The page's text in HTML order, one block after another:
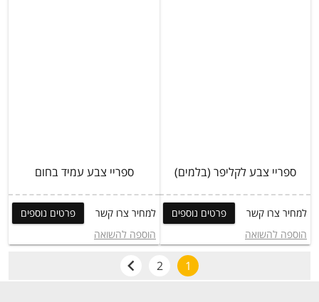
ספריי צבע לקליפר (בלמים)
למחיר צרו קשר
פרטים נוספים
הוספה להשואה
ספריי צבע עמיד בחום
למחיר צרו קשר
פרטים נוספים
הוספה להשואה
1
2